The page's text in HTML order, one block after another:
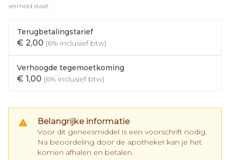
vermeld staat.
Terugbetalingstarief
€ 2,00 (6% inclusief btw)
Verhoogde tegemoetkoming
€ 1,00 (6% inclusief btw)
Belangrijke informatie
Voor dit geneesmiddel is een voorschrift nodig.
Na beoordeling door de apotheker kan je het
komen afhalen en betalen.